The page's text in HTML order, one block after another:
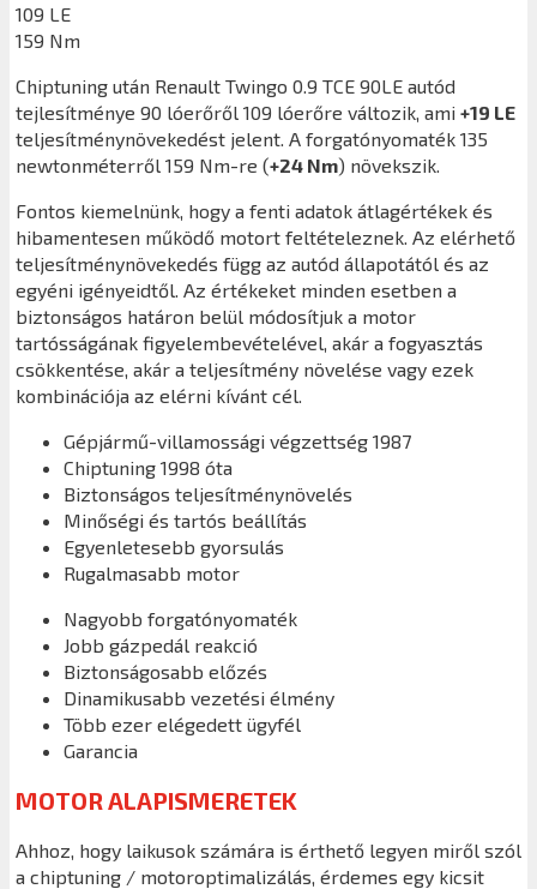
109 LE
159 Nm
Chiptuning után Renault Twingo 0.9 TCE 90LE autód
tejlesítménye 90 lóerőről 109 lóerőre változik, ami +19 LE
teljesítménynövekedést jelent. A forgatónyomaték 135
newtonméterről 159 Nm-re (+24 Nm) növekszik.
Fontos kiemelnünk, hogy a fenti adatok átlagértékek és
hibamentesen működő motort feltételeznek. Az elérhető
teljesítménynövekedés függ az autód állapotától és az
egyéni igényeidtől. Az értékeket minden esetben a
biztonságos határon belül módosítjuk a motor
tartósságának figyelembevételével, akár a fogyasztás
csökkentése, akár a teljesítmény növelése vagy ezek
kombinációja az elérni kívánt cél.
Gépjármű-villamossági végzettség 1987
Chiptuning 1998 óta
Biztonságos teljesítménynövelés
Minőségi és tartós beállítás
Egyenletesebb gyorsulás
Rugalmasabb motor
Nagyobb forgatónyomaték
Jobb gázpedál reakció
Biztonságosabb előzés
Dinamikusabb vezetési élmény
Több ezer elégedett ügyfél
Garancia
MOTOR ALAPISMERETEK
Ahhoz, hogy laikusok számára is érthető legyen miről szól
a chiptuning / motoroptimalizálás, érdemes egy kicsit